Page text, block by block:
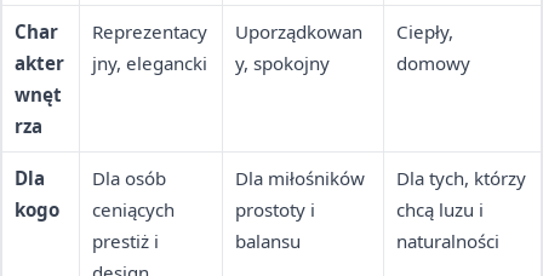
Char
akter
wnęt
rza
Reprezentacy
jny, elegancki
Uporządkowan
y, spokojny
Ciepły,
domowy
Dla
kogo
Dla osób
ceniących
prestiż i
Dla miłośników
prostoty i
balansu
Dla tych, którzy
chcą luzu i
naturalności